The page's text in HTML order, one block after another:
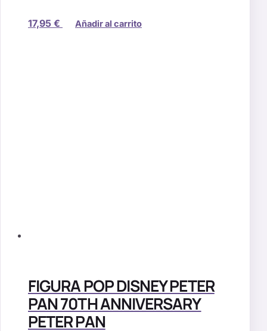
17,95 € Añadir al carrito
FIGURA POP DISNEY PETER
PAN 70TH ANNIVERSARY
PETER PAN